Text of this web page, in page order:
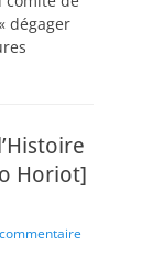
dégager
Horiot]